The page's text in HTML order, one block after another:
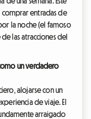
entradas de
la noche (el famoso
las atracciones del
un verdadero
alojarse con un
de viaje. El
arraigado